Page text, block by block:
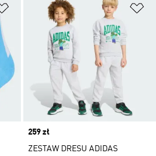
Dodaj do listy życzeń
Price
259 zł
ZESTAW DRESU ADIDAS